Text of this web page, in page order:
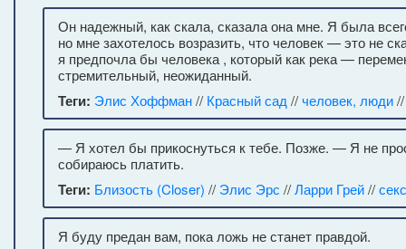
Он надежный, как скала, сказала она мне. Я была
но мне захотелось возразить, что человек — это не
я предпочла бы человека , который как река —
стремительный, неожиданный.
Теги: Элис Хоффман// Красный сад //человек, люди
— Я хотел бы прикоснуться к тебе. Позже. — Я не
собираюсь платить.
Теги: Близость (Closer) // Элис Эрс //Ларри Грей//секс
Я буду предан вам, пока ложь не станет правдой.